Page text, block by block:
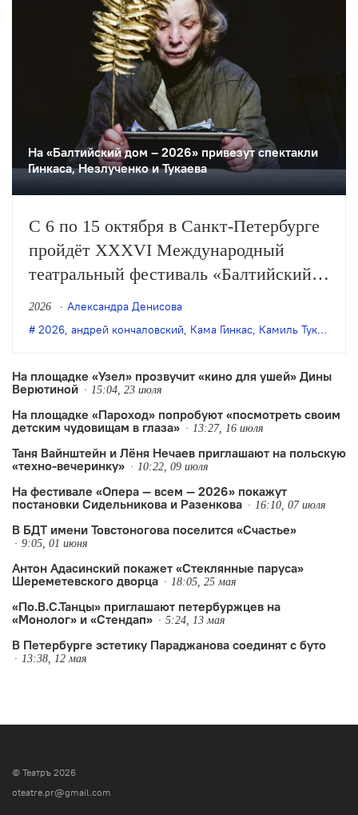
На «Балтийский дом – 2026» привезут спектакли
Гинкаса, Незлученко и Тукаева
С 6 по 15 октября в Санкт-Петербурге
пройдёт XXXVI Международный
театральный фестиваль «Балтийский
дом». В афишу вошли 8 спектаклей из
Москвы, Новосибирска, Альметьевска,
2026
Александра Денисова
2026, андрей кончаловский, Кама Гинкас, Камиль Тукаев
На площадке «Узел» прозвучит «кино для ушей» Дины
Верютиной
15:04, 23 июля
На площадке «Пароход» попробуют «посмотреть своим
детским чудовищам в глаза»
13:27, 16 июля
Таня Вайнштейн и Лёня Нечаев приглашают на польскую
«техно-вечеринку»
10:22, 09 июля
На фестивале «Опера — всем — 2026» покажут
постановки Сидельникова и Разенкова
16:10, 07 июля
В БДТ имени Товстоногова поселится «Счастье»
9:05, 01 июня
Антон Адасинский покажет «Стеклянные паруса»
Шереметевского дворца
18:05, 25 мая
«По.В.С.Танцы» приглашают петербуржцев на
«Монолог» и «Стендап»
5:24, 13 мая
В Петербурге эстетику Параджанова соединят с буто
13:38, 12 мая
© Театръ 2026
oteatre.pr@gmail.com